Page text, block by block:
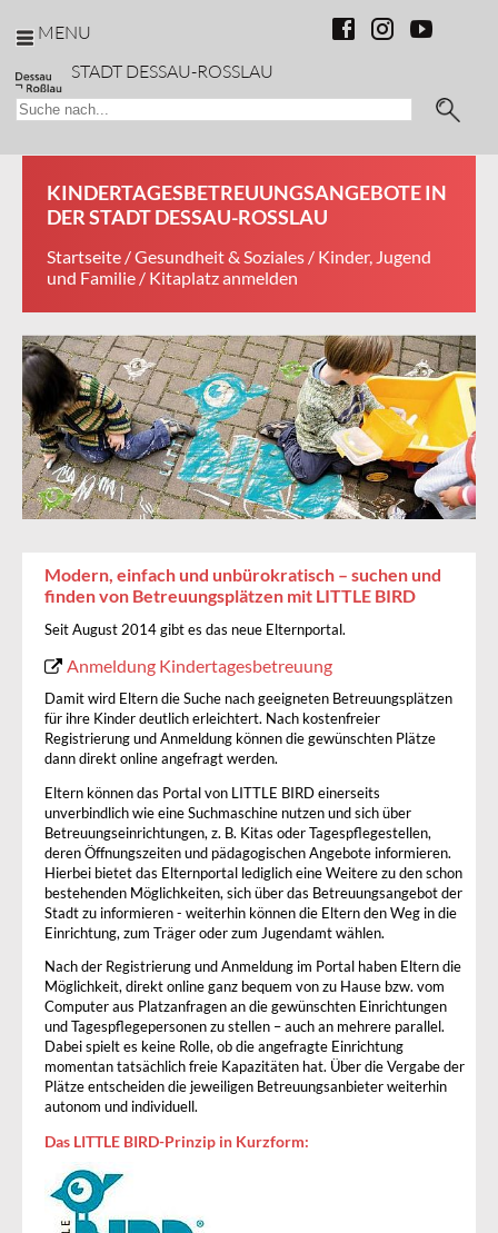
MENU
STADT DESSAU-ROSSLAU
KINDERTAGESBETREUUNGSANGEBOTE IN
DER STADT DESSAU-ROSSLAU
Startseite /Gesundheit & Soziales / Kinder, Jugend
und Familie / Kitaplatz anmelden
Modern, einfach und unbürokratisch – suchen und
finden von Betreuungsplätzen mit LITTLE BIRD
Seit August 2014 gibt es das neue Elternportal.
Anmeldung Kindertagesbetreuung
Damit wird Eltern die Suche nach geeigneten Betreuungsplätzen
für ihre Kinder deutlich erleichtert. Nach kostenfreier
Registrierung und Anmeldung können die gewünschten Plätze
dann direkt online angefragt werden.
Eltern können das Portal von LITTLE BIRD einerseits
unverbindlich wie eine Suchmaschine nutzen und sich über
Betreuungseinrichtungen, z. B. Kitas oder Tagespflegestellen,
deren Öffnungszeiten und pädagogischen Angebote informieren.
Hierbei bietet das Elternportal lediglich eine Weitere zu den schon
bestehenden Möglichkeiten, sich über das Betreuungsangebot der
Stadt zu informieren - weiterhin können die Eltern den Weg in die
Einrichtung, zum Träger oder zum Jugendamt wählen.
Nach der Registrierung und Anmeldung im Portal haben Eltern die
Möglichkeit, direkt online ganz bequem von zu Hause bzw. vom
Computer aus Platzanfragen an die gewünschten Einrichtungen
und Tagespflegepersonen zu stellen – auch an mehrere parallel.
Dabei spielt es keine Rolle, ob die angefragte Einrichtung
momentan tatsächlich freie Kapazitäten hat. Über die Vergabe der
Plätze entscheiden die jeweiligen Betreuungsanbieter weiterhin
autonom und individuell.
Das LITTLE BIRD-Prinzip in Kurzform: